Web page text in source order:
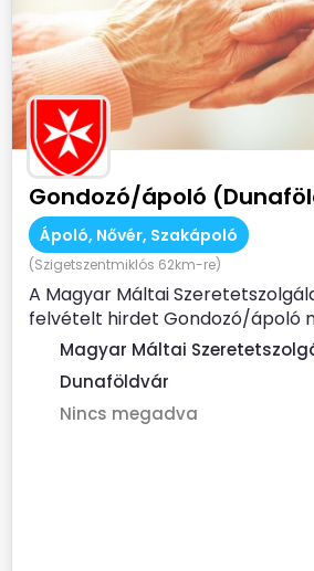
Gondozó/ápoló
Ápoló, Nővér, Szakápoló
(Szigetszentmiklós 62km-re)
A Magyar Máltai
felvételt hirdet Gondozó/ápoló
Magyar Máltai
Dunaföldvár
Nincs megadva